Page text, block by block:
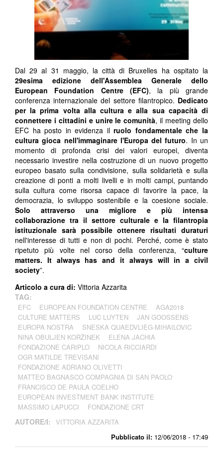
Pubblicato il: 12/06/2018 - 17:49
Dal 29 al 31 maggio, la città di Bruxelles ha ospitato la
29esima edizione dell'Assemblea Generale dello
European Foundation Centre (EFC), la più grande
conferenza internazionale del settore filantropico. Dedicato
per la prima volta alla cultura e alla sua capacità di
connettere i cittadini e unire le comunità, il meeting dello
EFC ha posto in evidenza ilruolo fondamentale che la
cultura gioca nell'immaginare l'Europa del futuro. In un
momento di profonda crisi dei valori europei, diventa
necessario investire nella costruzione di un nuovo progetto
europeo basato sulla condivisione, sulla solidarietà e sulla
creazione di ponti a molti livelli e in molti campi, puntando
sulla cultura come risorsa capace di favorire la pace, la
democrazia, lo sviluppo sostenibile e la coesione sociale.
Solo attraverso una migliore e più intensa
collaborazione tra il settore culturale e la filantropia
istituzionale sarà possibile ottenere risultati duraturi
nell'interesse di tutti e non di pochi. Perché, come è stato
ripetuto più volte nel corso della conferenza, “culture
matters. It always has and it always will in a civil
society”.
Articolo a cura di: Vittoria Azzarita
TAG:
EFC EUROPEAN FOUNDATION CENTRE
AGA2018
CULTURE MATTERS
LUC LUYTEN
JAN GOOSSENS
EUROPA NOSTRA
SNESKA QUAEDVLIEG-MIHAILOVIC
NINA OBULJEN KORŽINEK
ELENA JACHIA
FONDAZIONE CARIPLO
NICOLA RICCIARDI
OGR MATILDE TREVISANI
FONDAZIONE ADRIANO OLIVETTI
MATTEO BAGNASCO COMPAGNIA DI SAN PAOLO
FRANCISCO DE PAULA COELHO
EUROPEAN INVESTMENT BANK INSTITUTE
MASSIMO LAPUCCI
FONDAZIONE CRT
AUTORE/I: VITTORIA AZZARITA